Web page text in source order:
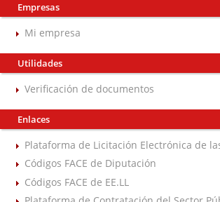
Empresas
Mi empresa
Utilidades
Verificación de documentos
Enlaces
Plataforma de Licitación Electrónica de
Códigos FACE de Diputación
Códigos FACE de EE.LL